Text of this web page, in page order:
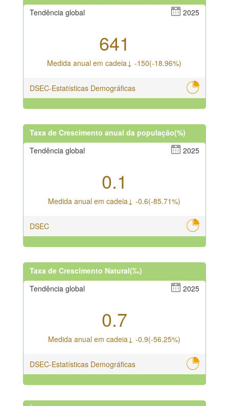
Tendência global
2025
641
Medida anual em cadeia↓ -150(-18.96%)
DSEC-Estatísticas Demográficas
Taxa de Crescimento anual da população(%)
Tendência global
2025
0.1
Medida anual em cadeia↓ -0.6(-85.71%)
DSEC
Taxa de Crescimento Natural(‰)
Tendência global
2025
0.7
Medida anual em cadeia↓ -0.9(-56.25%)
DSEC-Estatísticas Demográficas